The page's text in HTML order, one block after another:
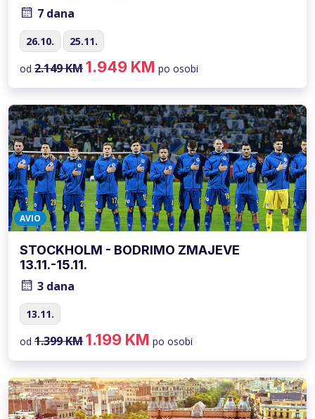
7 dana
26.10. 25.11.
od 2.149 KM1.949 KM po osobi
AVIO
STOCKHOLM - BODRIMO ZMAJEVE
13.11.-15.11.
3 dana
13.11.
od 1.399 KM1.199 KM po osobi